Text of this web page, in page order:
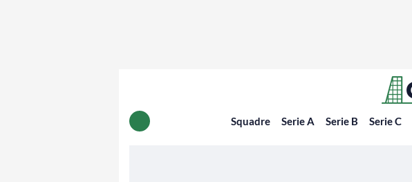
Squadre Serie A Serie B Serie C